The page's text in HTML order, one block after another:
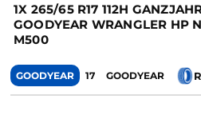
1X 265/65 R17 112H
GOODYEAR WRANGLER HP
M500
GOODYEAR 17 GOODYEAR